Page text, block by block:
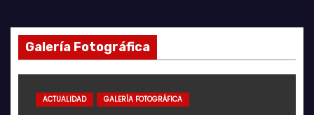
Galería Fotográfica
ACTUALIDAD GALERÍA FOTOGRÁFICA